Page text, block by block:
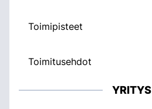
Toimipisteet
Toimitusehdot
YRITYS